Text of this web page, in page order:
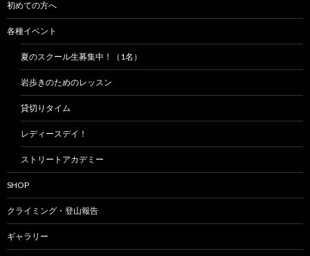
初めての方へ
各種イベント
夏のスクール生募集中！（1名）
岩歩きのためのレッスン
貸切りタイム
レディースデイ！
ストリートアカデミー
SHOP
クライミング・登山報告
ギャラリー